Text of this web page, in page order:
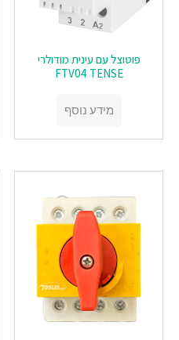
פוטוצל עם עינית מודולרי
FTV04 TENSE
מידע נוסף